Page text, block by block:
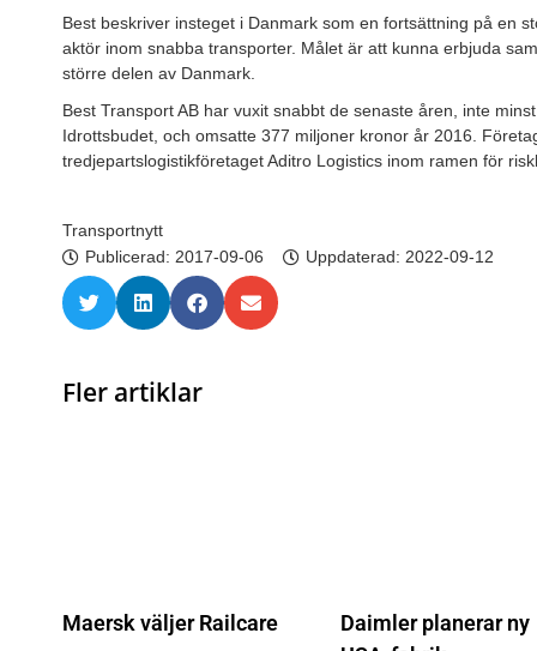
Best beskriver insteget i Danmark som en fortsättning på en
aktör inom snabba transporter. Målet är att kunna erbjuda
större delen av Danmark.
Best Transport AB har vuxit snabbt de senaste åren, inte
Idrottsbudet, och omsatte 377 miljoner kronor år 2016.
tredjepartslogistikföretaget Aditro Logistics inom ramen för
Transportnytt
Publicerad: 2017-09-06 Uppdaterad: 2022-09-12
Fler artiklar
Maersk väljer Railcare
Daimler planerar ny